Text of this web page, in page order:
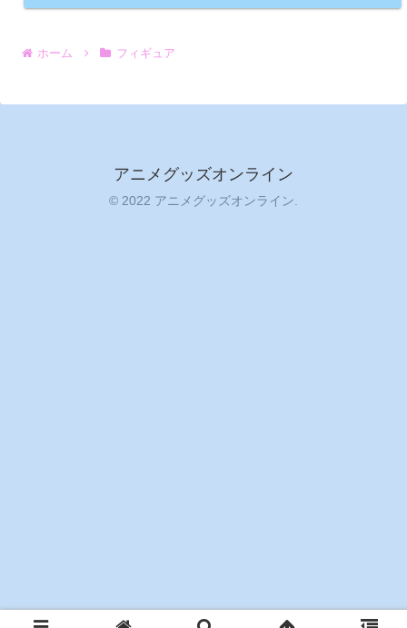
ホーム フィギュア
アニメグッズオンライン
© 2022 アニメグッズオンライン.